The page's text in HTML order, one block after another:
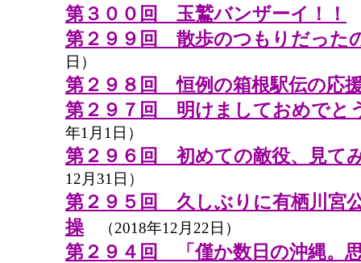
第３００回 玉鷲バンザーイ！！
第２９９回 散歩のつもりだった
日）
第２９８回 恒例の箱根駅伝の応
第２９７回 明けましておめでと
年1月1日）
第２９６回 初めての敵役、見て
12月31日）
第２９５回 久しぶりに有栖川宮
操 （2018年12月22日）
第２９４回 「僅か数日の沖縄。